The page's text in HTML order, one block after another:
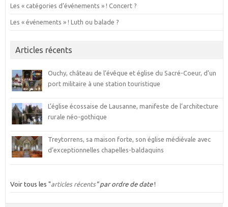
Les « catégories d’événements » ! Concert ?
Les « événements » ! Luth ou balade ?
Articles récents
Ouchy, château de l’évêque et église du Sacré-Coeur, d’un
port militaire à une station touristique
L’église écossaise de Lausanne, manifeste de l’architecture
rurale néo-gothique
Treytorrens, sa maison forte, son église médiévale avec
d’exceptionnelles chapelles-baldaquins
Voir tous les "articles récents" par ordre de date!